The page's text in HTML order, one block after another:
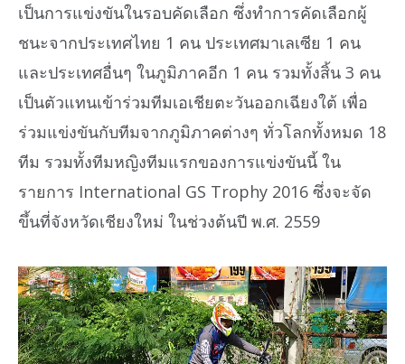
เป็นการแข่งขันในรอบคัดเลือก ซึ่งทำการคัดเลือกผู้
ชนะจากประเทศไทย 1 คน ประเทศมาเลเซีย 1 คน
และประเทศอื่นๆ ในภูมิภาคอีก 1 คน รวมทั้งสิ้น 3 คน
เป็นตัวแทนเข้าร่วมทีมเอเชียตะวันออกเฉียงใต้ เพื่อ
ร่วมแข่งขันกับทีมจากภูมิภาคต่างๆ ทั่วโลกทั้งหมด 18
ทีม รวมทั้งทีมหญิงทีมแรกของการแข่งขันนี้ ใน
รายการ International GS Trophy 2016 ซึ่งจะจัด
ขึ้นที่จังหวัดเชียงใหม่ ในช่วงต้นปี พ.ศ. 2559